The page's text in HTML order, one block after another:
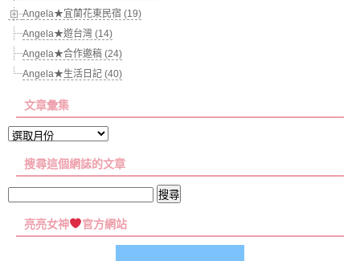
Angela★宜蘭花東民宿 (19)
Angela★遊台灣 (14)
Angela★合作邀稿 (24)
Angela★生活日記 (40)
文章彙集
文
彙
搜尋這個網誌的文章
關
亮亮女神 官方網站